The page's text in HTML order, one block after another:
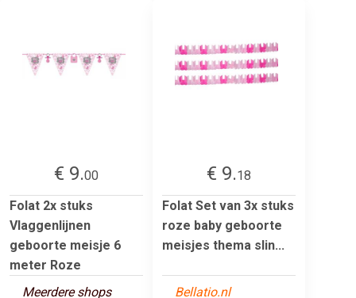
€ 9.00
Folat 2x stuks
Vlaggenlijnen
geboorte meisje 6
meter Roze
Meerdere shops
€ 9.18
Folat Set van 3x stuks
roze baby geboorte
meisjes thema slin...
Bellatio.nl